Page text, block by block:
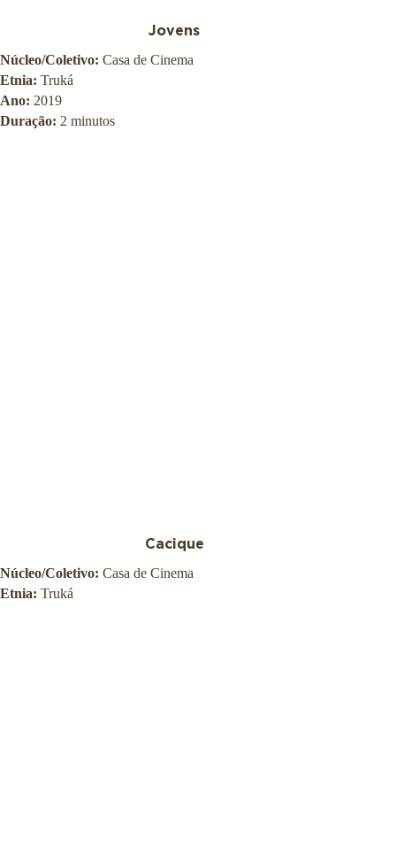
Jovens
Núcleo/Coletivo: Casa de Cinema
Etnia: Truká
Ano: 2019
Duração: 2 minutos
Cacique
Núcleo/Coletivo: Casa de Cinema
Etnia: Truká